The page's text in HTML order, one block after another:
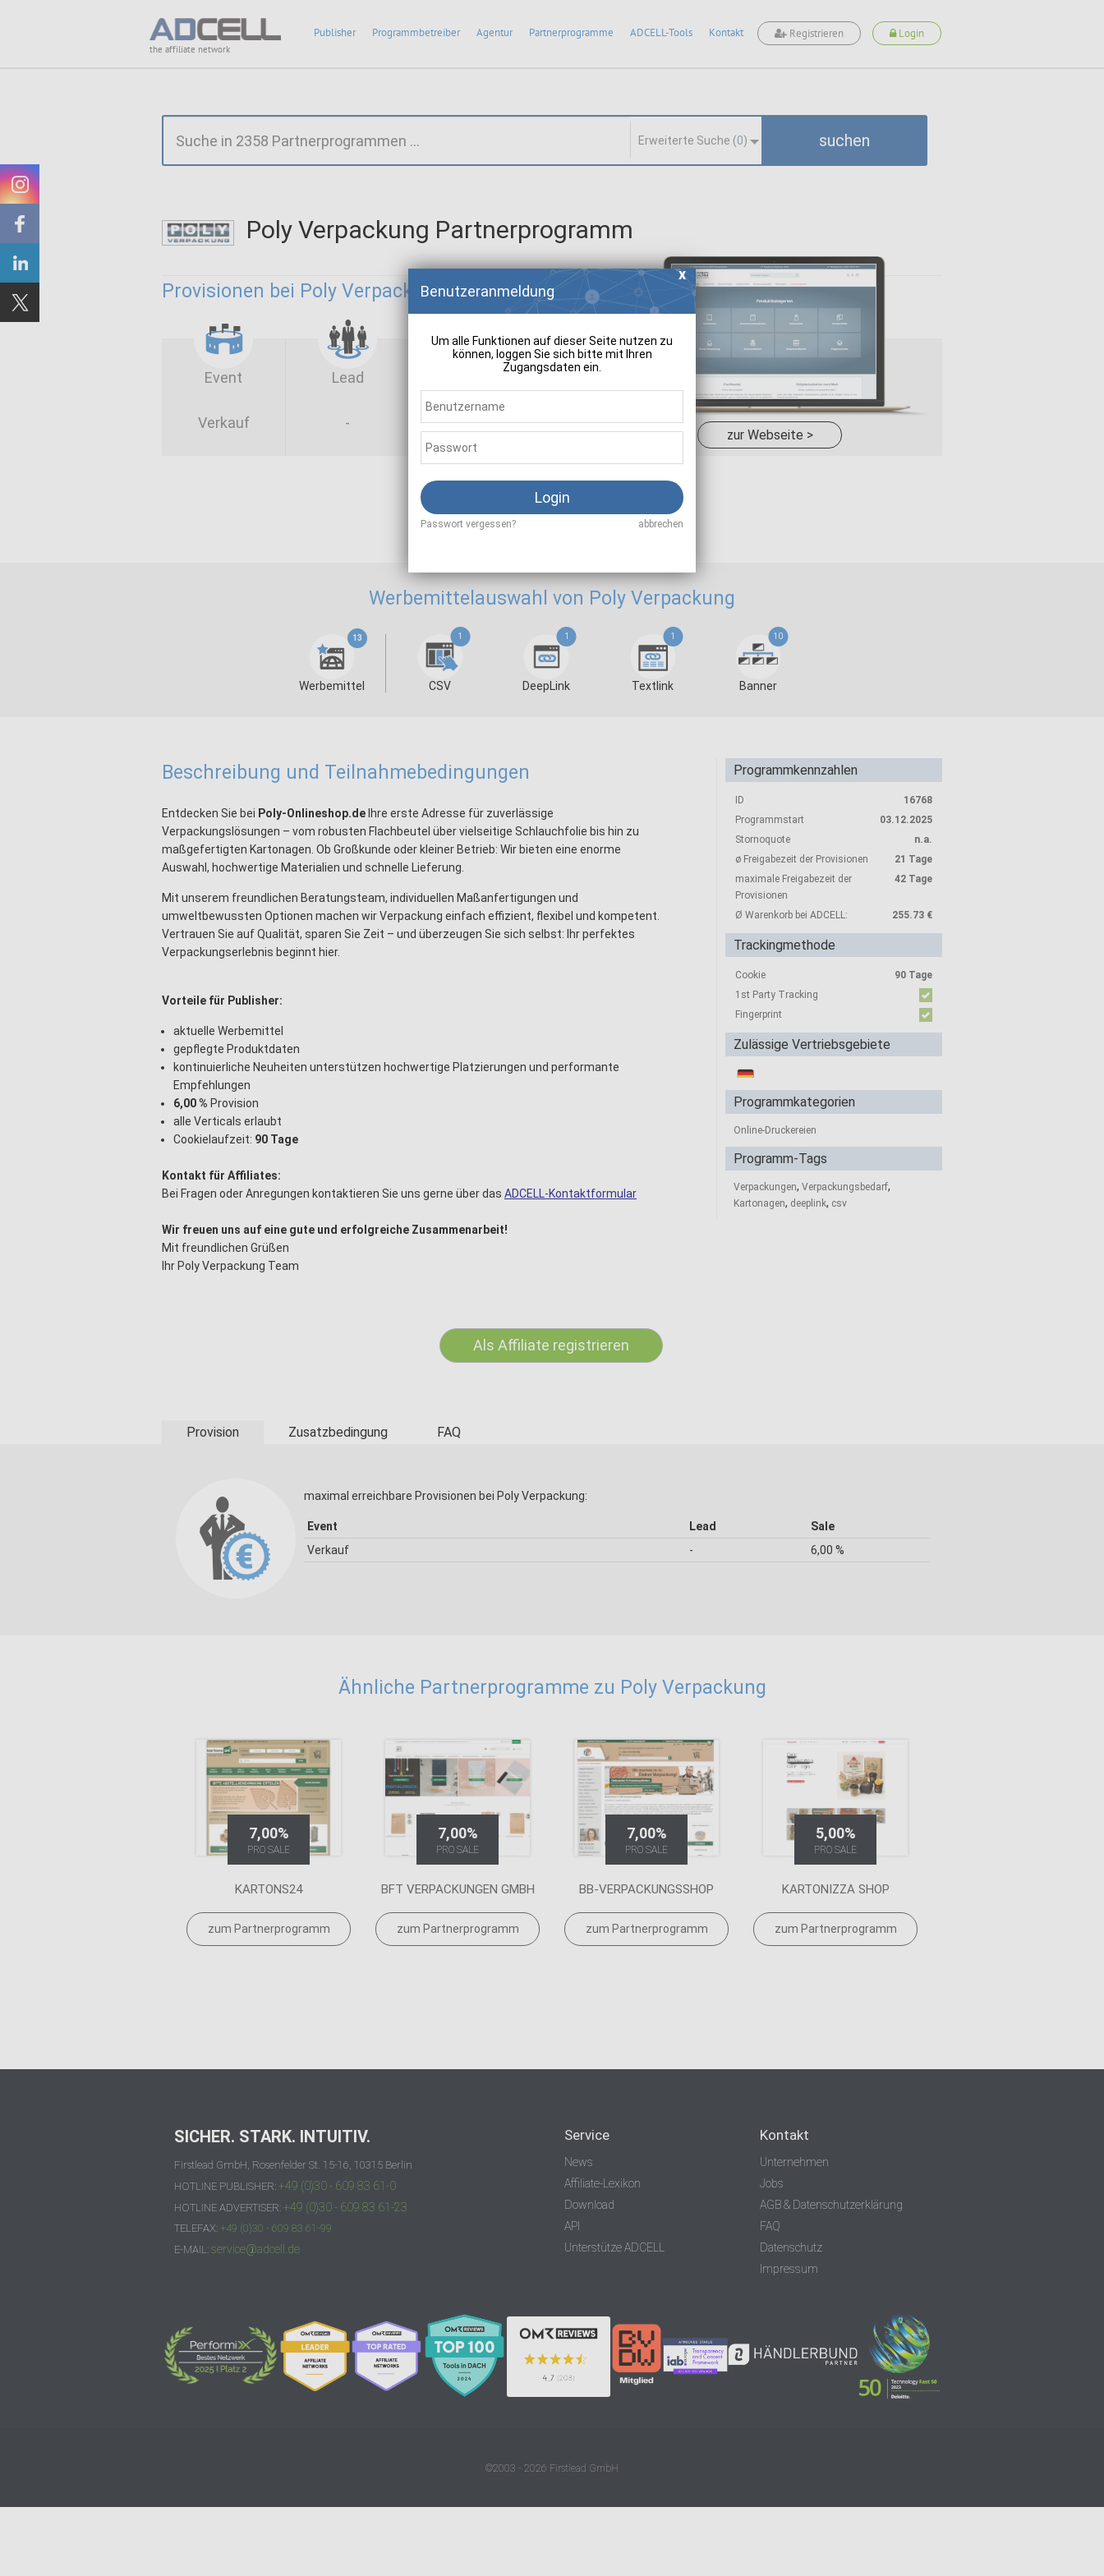
the affiliate network
Publisher Programmbetreiber Agentur Partnerprogramme ADCELL-Tools Kontakt Registrieren Login
Erweiterte Suche (0) suchen
Poly Verpackung Partnerprogramm
Provisionen bei Poly Verpackung:
Event Lead
Verkauf - 6,00 %
zur Webseite >
Als Affiliate registrieren
Werbemittelauswahl von Poly Verpackung
13
Werbemittel
1
CSV
1
DeepLink
1
Textlink
10
Banner
Beschreibung und Teilnahmebedingungen
Entdecken Sie bei Poly-Onlineshop.de Ihre erste Adresse für zuverlässige
Verpackungslösungen – vom robusten Flachbeutel über vielseitige Schlauchfolie bis hin zu
maßgefertigten Kartonagen. Ob Großkunde oder kleiner Betrieb: Wir bieten eine enorme
Auswahl, hochwertige Materialien und schnelle Lieferung.
Mit unserem freundlichen Beratungsteam, individuellen Maßanfertigungen und
umweltbewussten Optionen machen wir Verpackung einfach effizient, flexibel und kompetent.
Vertrauen Sie auf Qualität, sparen Sie Zeit – und überzeugen Sie sich selbst: Ihr perfektes
Verpackungserlebnis beginnt hier.
Vorteile für Publisher:
aktuelle Werbemittel
gepflegte Produktdaten
kontinuierliche Neuheiten unterstützen hochwertige Platzierungen und performante
Empfehlungen
6,00% Provision
alle Verticals erlaubt
Cookielaufzeit: 90 Tage
Kontakt für Affiliates:
Bei Fragen oder Anregungen kontaktieren Sie uns gerne über das ADCELL-Kontaktformular
Wir freuen uns auf eine gute und erfolgreiche Zusammenarbeit!
Mit freundlichen Grüßen
Ihr Poly Verpackung Team
Programmkennzahlen
ID
16768
Programmstart
03.12.2025
Stornoquote
n.a.
ø Freigabezeit der Provisionen
21 Tage
maximale Freigabezeit der
Provisionen
42 Tage
Ø Warenkorb bei ADCELL: 255.73 €
Trackingmethode
Cookie
90 Tage
1st Party Tracking
Fingerprint
Zulässige Vertriebsgebiete
Programmkategorien
Online-Druckereien
Programm-Tags
Verpackungen, Verpackungsbedarf,
Kartonagen, deeplink, csv
Als Affiliate registrieren
Provision Zusatzbedingung FAQ
maximal erreichbare Provisionen bei Poly Verpackung:
Event Lead
Sale
Verkauf
- 6,00 %
Ähnliche Partnerprogramme zu Poly Verpackung
7,00%
PRO SALE
KARTONS24
zum Partnerprogramm
7,00%
PRO SALE
BFT VERPACKUNGEN GMBH
zum Partnerprogramm
7,00%
PRO SALE
BB-VERPACKUNGSSHOP
zum Partnerprogramm
5,00%
PRO SALE
KARTONIZZA SHOP
zum Partnerprogramm
SICHER. STARK. INTUITIV.
Firstlead GmbH, Rosenfelder St. 15-16, 10315 Berlin
HOTLINE PUBLISHER: +49 (0)30 - 609 83 61-0
HOTLINE ADVERTISER: +49 (0)30 - 609 83 61-23
TELEFAX: +49 (0)30 - 609 83 61-99
E-MAIL: service@adcell.de
Service
News
Affiliate-Lexikon
Download
API
Unterstütze ADCELL
Kontakt
Unternehmen
Jobs
AGB & Datenschutzerklärung
FAQ
Datenschutz
Impressum
©2003 - 2026 Firstlead GmbH
Benutzeranmeldung
Um alle Funktionen auf dieser Seite nutzen zu
können, loggen Sie sich bitte mit Ihren
Zugangsdaten ein.
Login
Passwort vergessen? abbrechen